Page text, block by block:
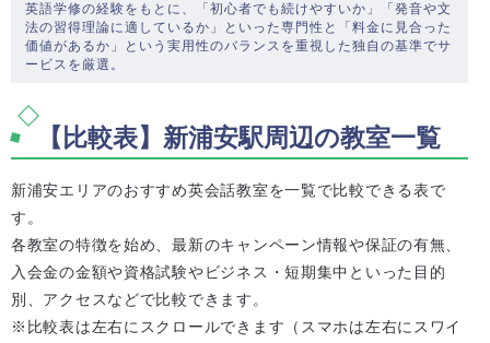
英語学修の経験をもとに、「初心者でも続けやすいか」「発音や文
法の習得理論に適しているか」といった専門性と「料金に見合った
価値があるか」という実用性のバランスを重視した独自の基準でサ
ービスを厳選。
【比較表】新浦安駅周辺の教室一覧
新浦安エリアのおすすめ英会話教室を一覧で比較できる表で
す。
各教室の特徴を始め、最新のキャンペーン情報や保証の有無、
入会金の金額や資格試験やビジネス・短期集中といった目的
別、アクセスなどで比較できます。
※比較表は左右にスクロールできます（スマホは左右にスワイ